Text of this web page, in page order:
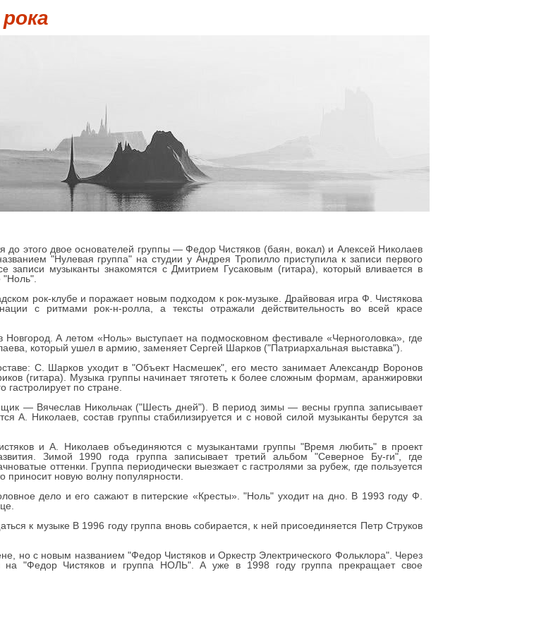
до этого двое основателей группы — Федор Чистяков (баян, вокал) и Алексей Николаев
"Нулевая группа" на студии у Андрея Тропилло приступила к записи первого
музыканты знакомятся с Дмитрием Гусаковым (гитара), который вливается в
"Ноль".
рок-клубе и поражает новым подходом к рок-музыке. Драйвовая игра Ф. Чистякова
с ритмами рок-н-ролла, а тексты отражали действительность во всей красе
Новгород. А летом «Ноль» выступает на подмосковном фестивале «Черноголовка», где
который ушел в армию, заменяет Сергей Шарков ("Патриархальная выставка").
С. Шарков уходит в "Объект Насмешек", его место занимает Александр Воронов
(гитара). Музыка группы начинает тяготеть к более сложным формам, аранжировки
гастролирует по стране.
— Вячеслав Никольчак ("Шесть дней"). В период зимы — весны группа записывает
А. Николаев, состав группы стабилизируется и с новой силой музыканты берутся за
и А. Николаев объединяются с музыкантами группы "Время любить" в проект
Зимой 1990 года группа записывает третий альбом "Северное Бу-ги", где
оттенки. Группа периодически выезжает с гастролями за рубеж, где пользуется
новую волну популярности.
дело и его сажают в питерские «Кресты». "Ноль" уходит на дно. В 1993 году Ф.
к музыке В 1996 году группа вновь собирается, к ней присоединяется Петр Струков
но с новым названием "Федор Чистяков и Оркестр Электрического Фольклора". Через
на "Федор Чистяков и группа НОЛЬ". А уже в 1998 году группа прекращает свое